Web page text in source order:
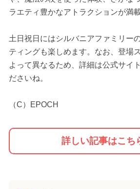
ラエティ豊かなアトラクションが満載
土日祝日にはシルバニアファミリー
ティングも楽しめます。なお、登場
よって異なるため、詳細は公式サイ
ださいね。
（C）EPOCH
詳しい記事はこち